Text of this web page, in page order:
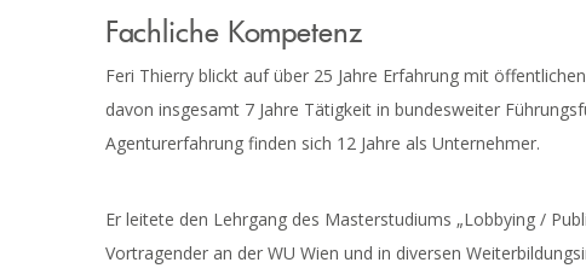
Fachliche Kompetenz
Feri Thierry blickt auf über 25 Jahre Erfahrung mit
davon insgesamt 7 Jahre Tätigkeit in bundesweiter
Agenturerfahrung finden sich 12 Jahre als Unternehmer.
Er leitete den Lehrgang des Masterstudiums „Lobbying /
Vortragender an der WU Wien und in diversen